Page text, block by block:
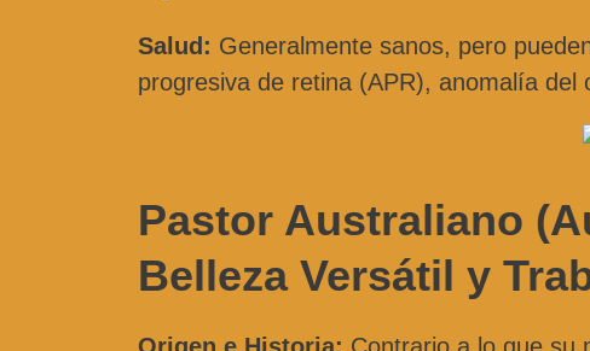
Salud: Generalmente sanos, pero
progresiva de retina (APR), anomalía del
Pastor Australiano
Belleza Versátil y
Origen e Historia: Contrario a lo que su